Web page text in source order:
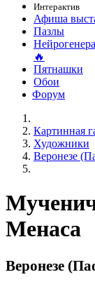
Интерактив
Афиша
Пазлы
🔥
Пятнашки
Обои
Форум
Картинная
Художники
Веронезе
Менаса
Веронезе